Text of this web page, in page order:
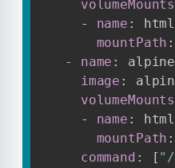
volumeMounts
-
name :
html
mountPath :
-
name :
alpine
image :
volumeMounts
-
name :
html
mountPath :
command : [ "/